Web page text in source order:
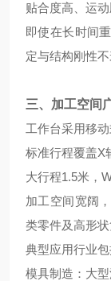
贴合度高、运动
即使在长时间
定与结构刚性不
三、加工空间
工作台采用移
标准行程覆盖X
大行程1.5米，
加工空间宽阔
类零件及高形状
典型应用行业包
模具制造：大